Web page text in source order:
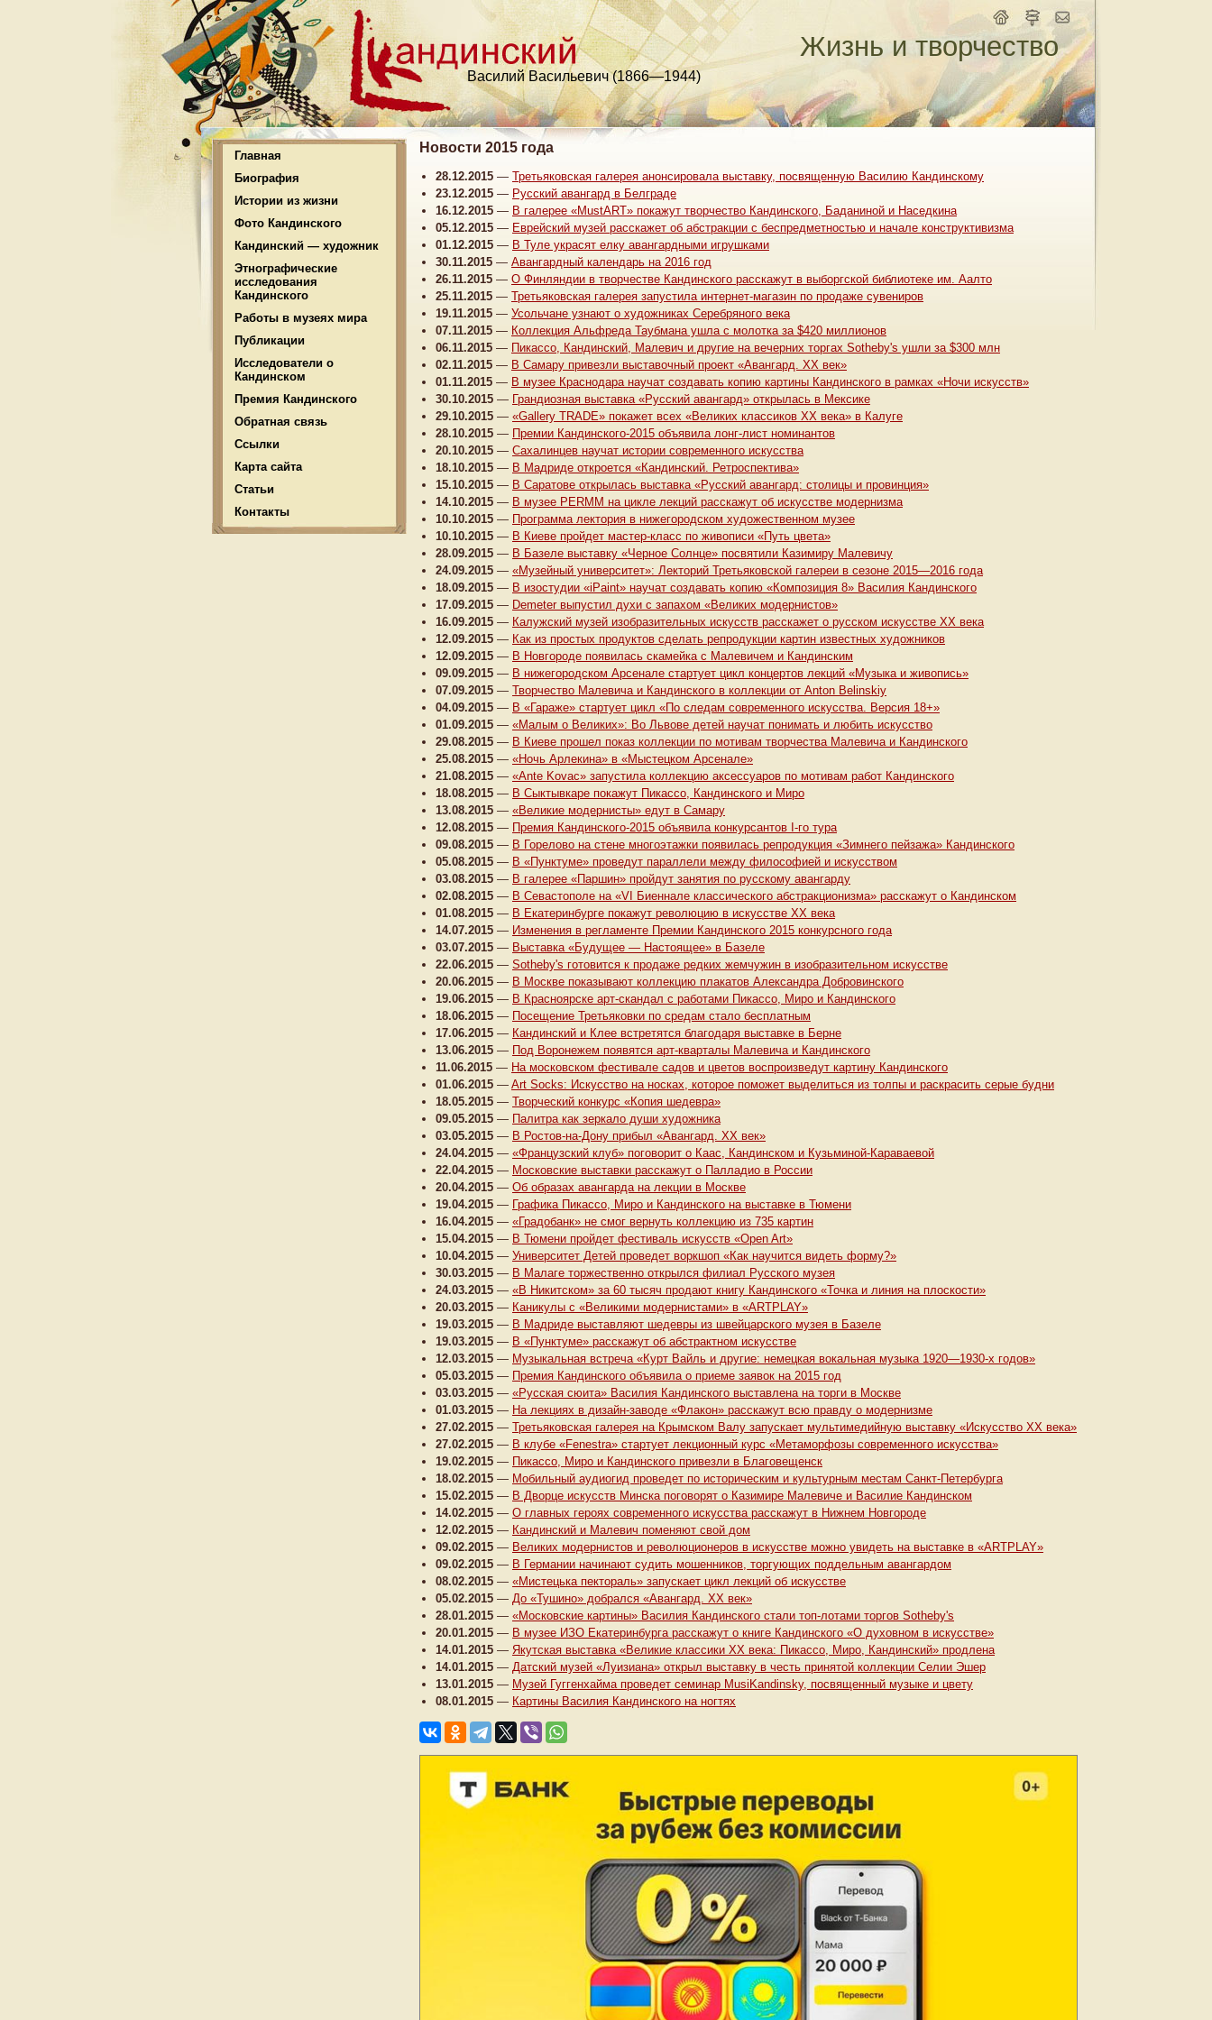
Василий Васильевич (1866—1944)
Жизнь и творчество
Главная
Биография
Истории из жизни
Фото Кандинского
Кандинский — художник
Этнографические
исследования
Кандинского
Работы в музеях мира
Публикации
Исследователи о
Кандинском
Премия Кандинского
Обратная связь
Ссылки
Карта сайта
Статьи
Контакты
Новости 2015 года
28.12.2015 — Третьяковская галерея анонсировала выставку, посвященную Василию Кандинскому
23.12.2015 — Русский авангард в Белграде
16.12.2015 — В галерее «MustART» покажут творчество Кандинского, Баданиной и Наседкина
05.12.2015 — Еврейский музей расскажет об абстракции с беспредметностью и начале конструктивизма
01.12.2015 — В Туле украсят елку авангардными игрушками
30.11.2015 — Авангардный календарь на 2016 год
26.11.2015 — О Финляндии в творчестве Кандинского расскажут в выборгской библиотеке им. Аалто
25.11.2015 — Третьяковская галерея запустила интернет-магазин по продаже сувениров
19.11.2015 — Усольчане узнают о художниках Серебряного века
07.11.2015 — Коллекция Альфреда Таубмана ушла с молотка за $420 миллионов
06.11.2015 — Пикассо, Кандинский, Малевич и другие на вечерних торгах Sotheby's ушли за $300 млн
02.11.2015 — В Самару привезли выставочный проект «Авангард. XX век»
01.11.2015 — В музее Краснодара научат создавать копию картины Кандинского в рамках «Ночи искусств»
30.10.2015 — Грандиозная выставка «Русский авангард» открылась в Мексике
29.10.2015 — «Gallery TRADE» покажет всех «Великих классиков XX века» в Калуге
28.10.2015 — Премии Кандинского-2015 объявила лонг-лист номинантов
20.10.2015 — Сахалинцев научат истории современного искусства
18.10.2015 — В Мадриде откроется «Кандинский. Ретроспектива»
15.10.2015 — В Саратове открылась выставка «Русский авангард: столицы и провинция»
14.10.2015 — В музее PERMM на цикле лекций расскажут об искусстве модернизма
10.10.2015 — Программа лектория в нижегородском художественном музее
10.10.2015 — В Киеве пройдет мастер-класс по живописи «Путь цвета»
28.09.2015 — В Базеле выставку «Черное Солнце» посвятили Казимиру Малевичу
24.09.2015 — «Музейный университет»: Лекторий Третьяковской галереи в сезоне 2015—2016 года
18.09.2015 — В изостудии «iPaint» научат создавать копию «Композиция 8» Василия Кандинского
17.09.2015 — Demeter выпустил духи с запахом «Великих модернистов»
16.09.2015 — Калужский музей изобразительных искусств расскажет о русском искусстве XX века
12.09.2015 — Как из простых продуктов сделать репродукции картин известных художников
12.09.2015 — В Новгороде появилась скамейка с Малевичем и Кандинским
09.09.2015 — В нижегородском Арсенале стартует цикл концертов лекций «Музыка и живопись»
07.09.2015 — Творчество Малевича и Кандинского в коллекции от Anton Belinskiy
04.09.2015 — В «Гараже» стартует цикл «По следам современного искусства. Версия 18+»
01.09.2015 — «Малым о Великих»: Во Львове детей научат понимать и любить искусство
29.08.2015 — В Киеве прошел показ коллекции по мотивам творчества Малевича и Кандинского
25.08.2015 — «Ночь Арлекина» в «Мыстецком Арсенале»
21.08.2015 — «Ante Kovac» запустила коллекцию аксессуаров по мотивам работ Кандинского
18.08.2015 — В Сыктывкаре покажут Пикассо, Кандинского и Миро
13.08.2015 — «Великие модернисты» едут в Самару
12.08.2015 — Премия Кандинского-2015 объявила конкурсантов I-го тура
09.08.2015 — В Горелово на стене многоэтажки появилась репродукция «Зимнего пейзажа» Кандинского
05.08.2015 — В «Пунктуме» проведут параллели между философией и искусством
03.08.2015 — В галерее «Паршин» пройдут занятия по русскому авангарду
02.08.2015 — В Севастополе на «VI Биеннале классического абстракционизма» расскажут о Кандинском
01.08.2015 — В Екатеринбурге покажут революцию в искусстве XX века
14.07.2015 — Изменения в регламенте Премии Кандинского 2015 конкурсного года
03.07.2015 — Выставка «Будущее — Настоящее» в Базеле
22.06.2015 — Sotheby's готовится к продаже редких жемчужин в изобразительном искусстве
20.06.2015 — В Москве показывают коллекцию плакатов Александра Добровинского
19.06.2015 — В Красноярске арт-скандал с работами Пикассо, Миро и Кандинского
18.06.2015 — Посещение Третьяковки по средам стало бесплатным
17.06.2015 — Кандинский и Клее встретятся благодаря выставке в Берне
13.06.2015 — Под Воронежем появятся арт-кварталы Малевича и Кандинского
11.06.2015 — На московском фестивале садов и цветов воспроизведут картину Кандинского
01.06.2015 — Art Socks: Искусство на носках, которое поможет выделиться из толпы и раскрасить серые будни
18.05.2015 — Творческий конкурс «Копия шедевра»
09.05.2015 — Палитра как зеркало души художника
03.05.2015 — В Ростов-на-Дону прибыл «Авангард. XX век»
24.04.2015 — «Французский клуб» поговорит о Каас, Кандинском и Кузьминой-Караваевой
22.04.2015 — Московские выставки расскажут о Палладио в России
20.04.2015 — Об образах авангарда на лекции в Москве
19.04.2015 — Графика Пикассо, Миро и Кандинского на выставке в Тюмени
16.04.2015 — «Градобанк» не смог вернуть коллекцию из 735 картин
15.04.2015 — В Тюмени пройдет фестиваль искусств «Open Art»
10.04.2015 — Университет Детей проведет воркшоп «Как научится видеть форму?»
30.03.2015 — В Малаге торжественно открылся филиал Русского музея
24.03.2015 — «В Никитском» за 60 тысяч продают книгу Кандинского «Точка и линия на плоскости»
20.03.2015 — Каникулы с «Великими модернистами» в «ARTPLAY»
19.03.2015 — В Мадриде выставляют шедевры из швейцарского музея в Базеле
19.03.2015 — В «Пунктуме» расскажут об абстрактном искусстве
12.03.2015 — Музыкальная встреча «Курт Вайль и другие: немецкая вокальная музыка 1920—1930-х годов»
05.03.2015 — Премия Кандинского объявила о приеме заявок на 2015 год
03.03.2015 — «Русская сюита» Василия Кандинского выставлена на торги в Москве
01.03.2015 — На лекциях в дизайн-заводе «Флакон» расскажут всю правду о модернизме
27.02.2015 — Третьяковская галерея на Крымском Валу запускает мультимедийную выставку «Искусство XX века»
27.02.2015 — В клубе «Fenestra» стартует лекционный курс «Метаморфозы современного искусства»
19.02.2015 — Пикассо, Миро и Кандинского привезли в Благовещенск
18.02.2015 — Мобильный аудиогид проведет по историческим и культурным местам Санкт-Петербурга
15.02.2015 — В Дворце искусств Минска поговорят о Казимире Малевиче и Василие Кандинском
14.02.2015 — О главных героях современного искусства расскажут в Нижнем Новгороде
12.02.2015 — Кандинский и Малевич поменяют свой дом
09.02.2015 — Великих модернистов и революционеров в искусстве можно увидеть на выставке в «ARTPLAY»
09.02.2015 — В Германии начинают судить мошенников, торгующих поддельным авангардом
08.02.2015 — «Мистецька пектораль» запускает цикл лекций об искусстве
05.02.2015 — До «Тушино» добрался «Авангард. XX век»
28.01.2015 — «Московские картины» Василия Кандинского стали топ-лотами торгов Sotheby's
20.01.2015 — В музее ИЗО Екатеринбурга расскажут о книге Кандинского «О духовном в искусстве»
14.01.2015 — Якутская выставка «Великие классики XX века: Пикассо, Миро, Кандинский» продлена
14.01.2015 — Датский музей «Луизиана» открыл выставку в честь принятой коллекции Селии Эшер
13.01.2015 — Музей Гуггенхайма проведет семинар MusiKandinsky, посвященный музыке и цвету
08.01.2015 — Картины Василия Кандинского на ногтях